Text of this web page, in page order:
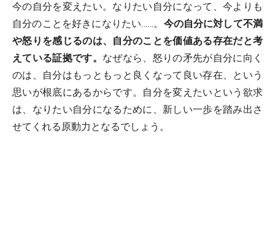
今の自分を変えたい。なりたい自分になって、今よりも
自分のことを好きになりたい……。 今の自分に対して不満
や怒りを感じるのは、自分のことを価値ある存在だと考
えている証拠です。 なぜなら、怒りの矛先が自分に向く
のは、自分はもっともっと良くなって良い存在、という
思いが根底にあるからです。自分を変えたいという欲求
は、なりたい自分になるために、新しい一歩を踏み出さ
せてくれる原動力となるでしょう。